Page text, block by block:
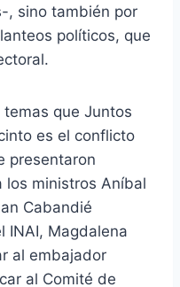
, sino también por
políticos, que
que Juntos
es el conflicto
presentaron
los ministros Aníbal
Cabandié
INAI, Magdalena
al embajador
al Comité de